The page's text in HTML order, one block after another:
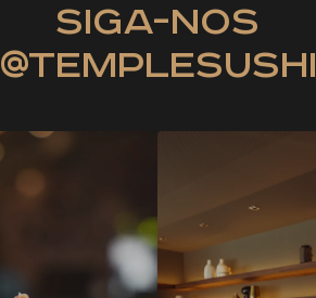
siga-nos
@templesushi